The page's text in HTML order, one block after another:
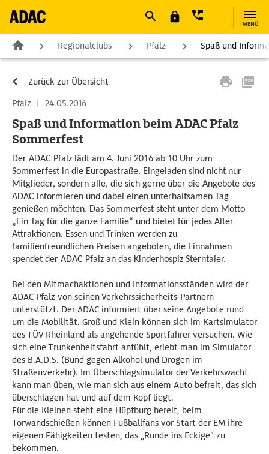
MENÜ
Regionalclubs Pfalz Spaß und
Zurück zur Übersicht
Pfalz
| 24.05.2016
Spaß und Information beim ADAC Pfalz
Sommerfest
Der ADAC Pfalz lädt am 4. Juni 2016 ab 10 Uhr zum
Sommerfest in die Europastraße. Eingeladen sind nicht nur
Mitglieder, sondern alle, die sich gerne über die Angebote des
ADAC informieren und dabei einen unterhaltsamen Tag
genießen möchten. Das Sommerfest steht unter dem Motto
„Ein Tag für die ganze Familie“ und bietet für jedes Alter
Attraktionen. Essen und Trinken werden zu
familienfreundlichen Preisen angeboten, die Einnahmen
spendet der ADAC Pfalz an das Kinderhospiz Sterntaler.
Bei den Mitmachaktionen und Informationsständen wird der
ADAC Pfalz von seinen Verkehrssicherheits-Partnern
unterstützt. Der ADAC informiert über seine Angebote rund
um die Mobilität. Groß und Klein können sich im Kartsimulator
des TÜV Rheinland als angehende Sportfahrer versuchen. Wie
sich eine Trunkenheitsfahrt anfühlt, erlebt man im Simulator
des B.A.D.S. (Bund gegen Alkohol und Drogen im
Straßenverkehr). Im Überschlagsimulator der Verkehrswacht
kann man üben, wie man sich aus einem Auto befreit, das sich
überschlagen hat und auf dem Kopf liegt.
Für die Kleinen steht eine Hüpfburg bereit, beim
Torwandschießen können Fußballfans vor Start der EM ihre
eigenen Fähigkeiten testen, das „Runde ins Eckige“ zu
bekommen.